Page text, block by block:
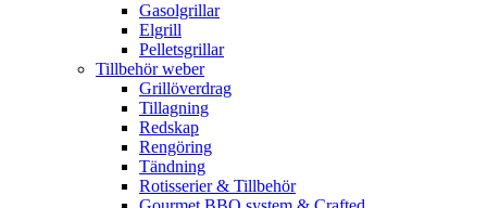
Gasolgrillar
Elgrill
Pelletsgrillar
Tillbehör weber
Grillöverdrag
Tillagning
Redskap
Rengöring
Tändning
Rotisserier & Tillbehör